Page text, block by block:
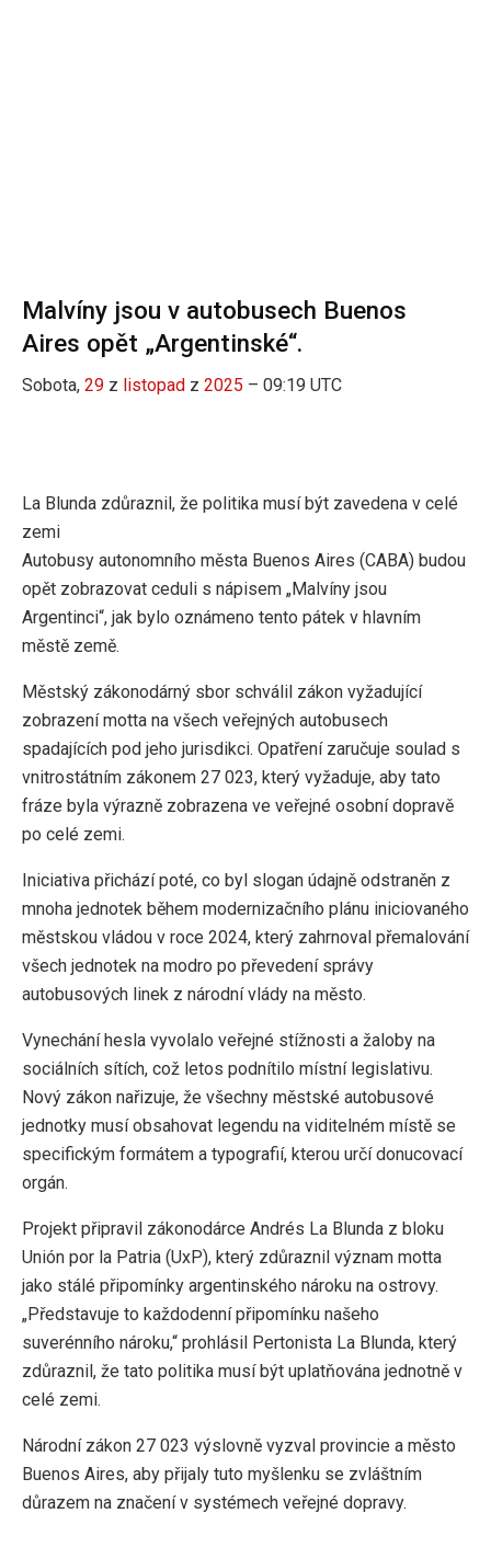
Malvíny jsou v autobusech Buenos
Aires opět „Argentinské“.
Sobota, 29 z listopad z 2025 – 09:19 UTC
La Blunda zdůraznil, že politika musí být zavedena v celé
zemi
Autobusy autonomního města Buenos Aires (CABA) budou
opět zobrazovat ceduli s nápisem „Malvíny jsou
Argentinci“, jak bylo oznámeno tento pátek v hlavním
městě země.
Městský zákonodárný sbor schválil zákon vyžadující
zobrazení motta na všech veřejných autobusech
spadajících pod jeho jurisdikci. Opatření zaručuje soulad s
vnitrostátním zákonem 27 023, který vyžaduje, aby tato
fráze byla výrazně zobrazena ve veřejné osobní dopravě
po celé zemi.
Iniciativa přichází poté, co byl slogan údajně odstraněn z
mnoha jednotek během modernizačního plánu iniciovaného
městskou vládou v roce 2024, který zahrnoval přemalování
všech jednotek na modro po převedení správy
autobusových linek z národní vlády na město.
Vynechání hesla vyvolalo veřejné stížnosti a žaloby na
sociálních sítích, což letos podnítilo místní legislativu.
Nový zákon nařizuje, že všechny městské autobusové
jednotky musí obsahovat legendu na viditelném místě se
specifickým formátem a typografií, kterou určí donucovací
orgán.
Projekt připravil zákonodárce Andrés La Blunda z bloku
Unión por la Patria (UxP), který zdůraznil význam motta
jako stálé připomínky argentinského nároku na ostrovy.
„Představuje to každodenní připomínku našeho
suverénního nároku,“ prohlásil Pertonista La Blunda, který
zdůraznil, že tato politika musí být uplatňována jednotně v
celé zemi.
Národní zákon 27 023 výslovně vyzval provincie a město
Buenos Aires, aby přijaly tuto myšlenku se zvláštním
důrazem na značení v systémech veřejné dopravy.